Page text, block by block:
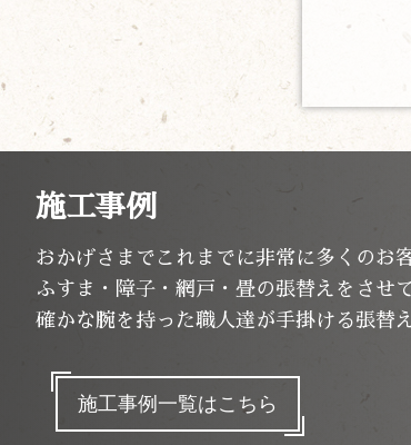
施工事例
おかげさまでこれまでに非常に多くのお
ふすま・障子・網戸・畳の張替えをさせ
確かな腕を持った職人達が手掛ける張替
施工事例一覧はこちら